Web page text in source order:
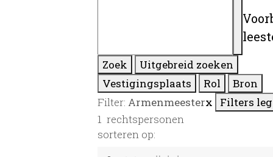
Zoek
Uitgebreid zoeken
Vestigingsplaats
Rol
Bron
Filter: Armenmeesterx
Filters
1 rechtspersonen
sorteren op: